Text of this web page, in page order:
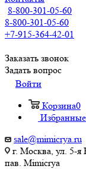
8-800-301-05-60
8-800-301-05-60
+7-915-364-42-01
Заказать звонок
Задать вопрос
Войти
Корзина0
sale@mimicrya.ru
г. Москва, ул. 5-
пав. Mimicrya